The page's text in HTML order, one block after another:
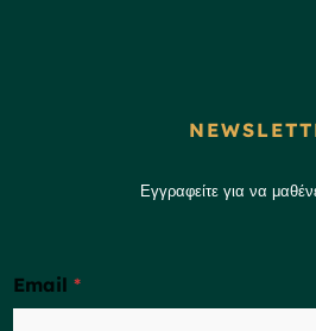
Εγγραφείτε για να
Email *